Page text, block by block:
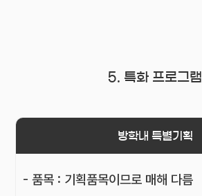
5. 특화 프로그램
방학내 특별기획
- 품목 : 기획품목이므로 매해 다름